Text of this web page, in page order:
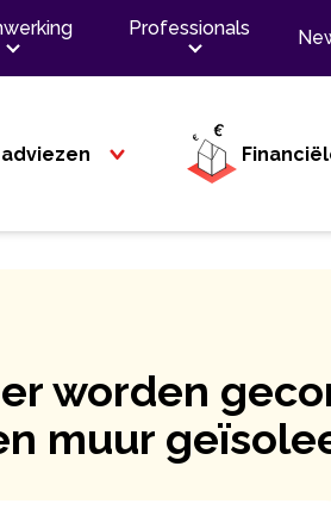
Professionals
worden
muur